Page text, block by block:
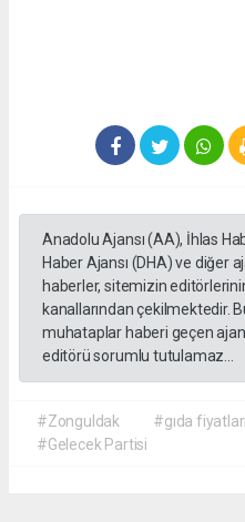
Anadolu Ajansı (AA), İhlas
Haber Ajansı (DHA) ve diğer
haberler, sitemizin
kanallarından çekilmektedir.
muhataplar haberi geçen
editörü sorumlu tutulamaz...
#Zonguldak #gıda fiyatları
#Gelecek Partisi